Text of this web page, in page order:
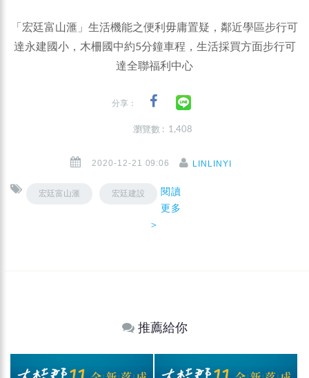
「宏廷富山滙」生活機能之便利毋庸置疑，鄰近學區步行可
達永建國小，木柵國中約5分鐘車程，生活採買方面步行可
達全聯福利中心
分享：
瀏覽數 : 1,408
2020-12-21 09:06 LINLINYI
宏廷富山滙 宏廷建設
閱讀
更多
＞
推薦給你